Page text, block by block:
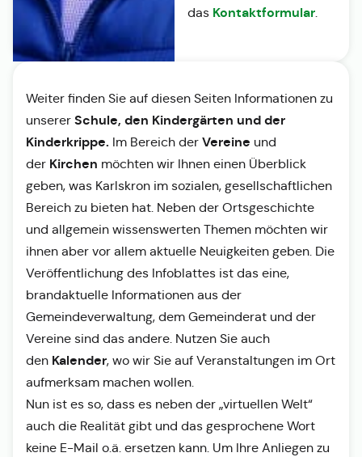
das Kontaktformular.
Weiter finden Sie auf diesen Seiten Informationen zu
unserer Schule, den Kindergärten und der
Kinderkrippe. Im Bereich der Vereine und
der Kirchen möchten wir Ihnen einen Überblick
geben, was Karlskron im sozialen, gesellschaftlichen
Bereich zu bieten hat. Neben der Ortsgeschichte
und allgemein wissenswerten Themen möchten wir
ihnen aber vor allem aktuelle Neuigkeiten geben. Die
Veröffentlichung des Infoblattes ist das eine,
brandaktuelle Informationen aus der
Gemeindeverwaltung, dem Gemeinderat und der
Vereine sind das andere. Nutzen Sie auch
den Kalender, wo wir Sie auf Veranstaltungen im Ort
aufmerksam machen wollen.
Nun ist es so, dass es neben der „virtuellen Welt“
auch die Realität gibt und das gesprochene Wort
keine E-Mail o.ä. ersetzen kann. Um Ihre Anliegen zu